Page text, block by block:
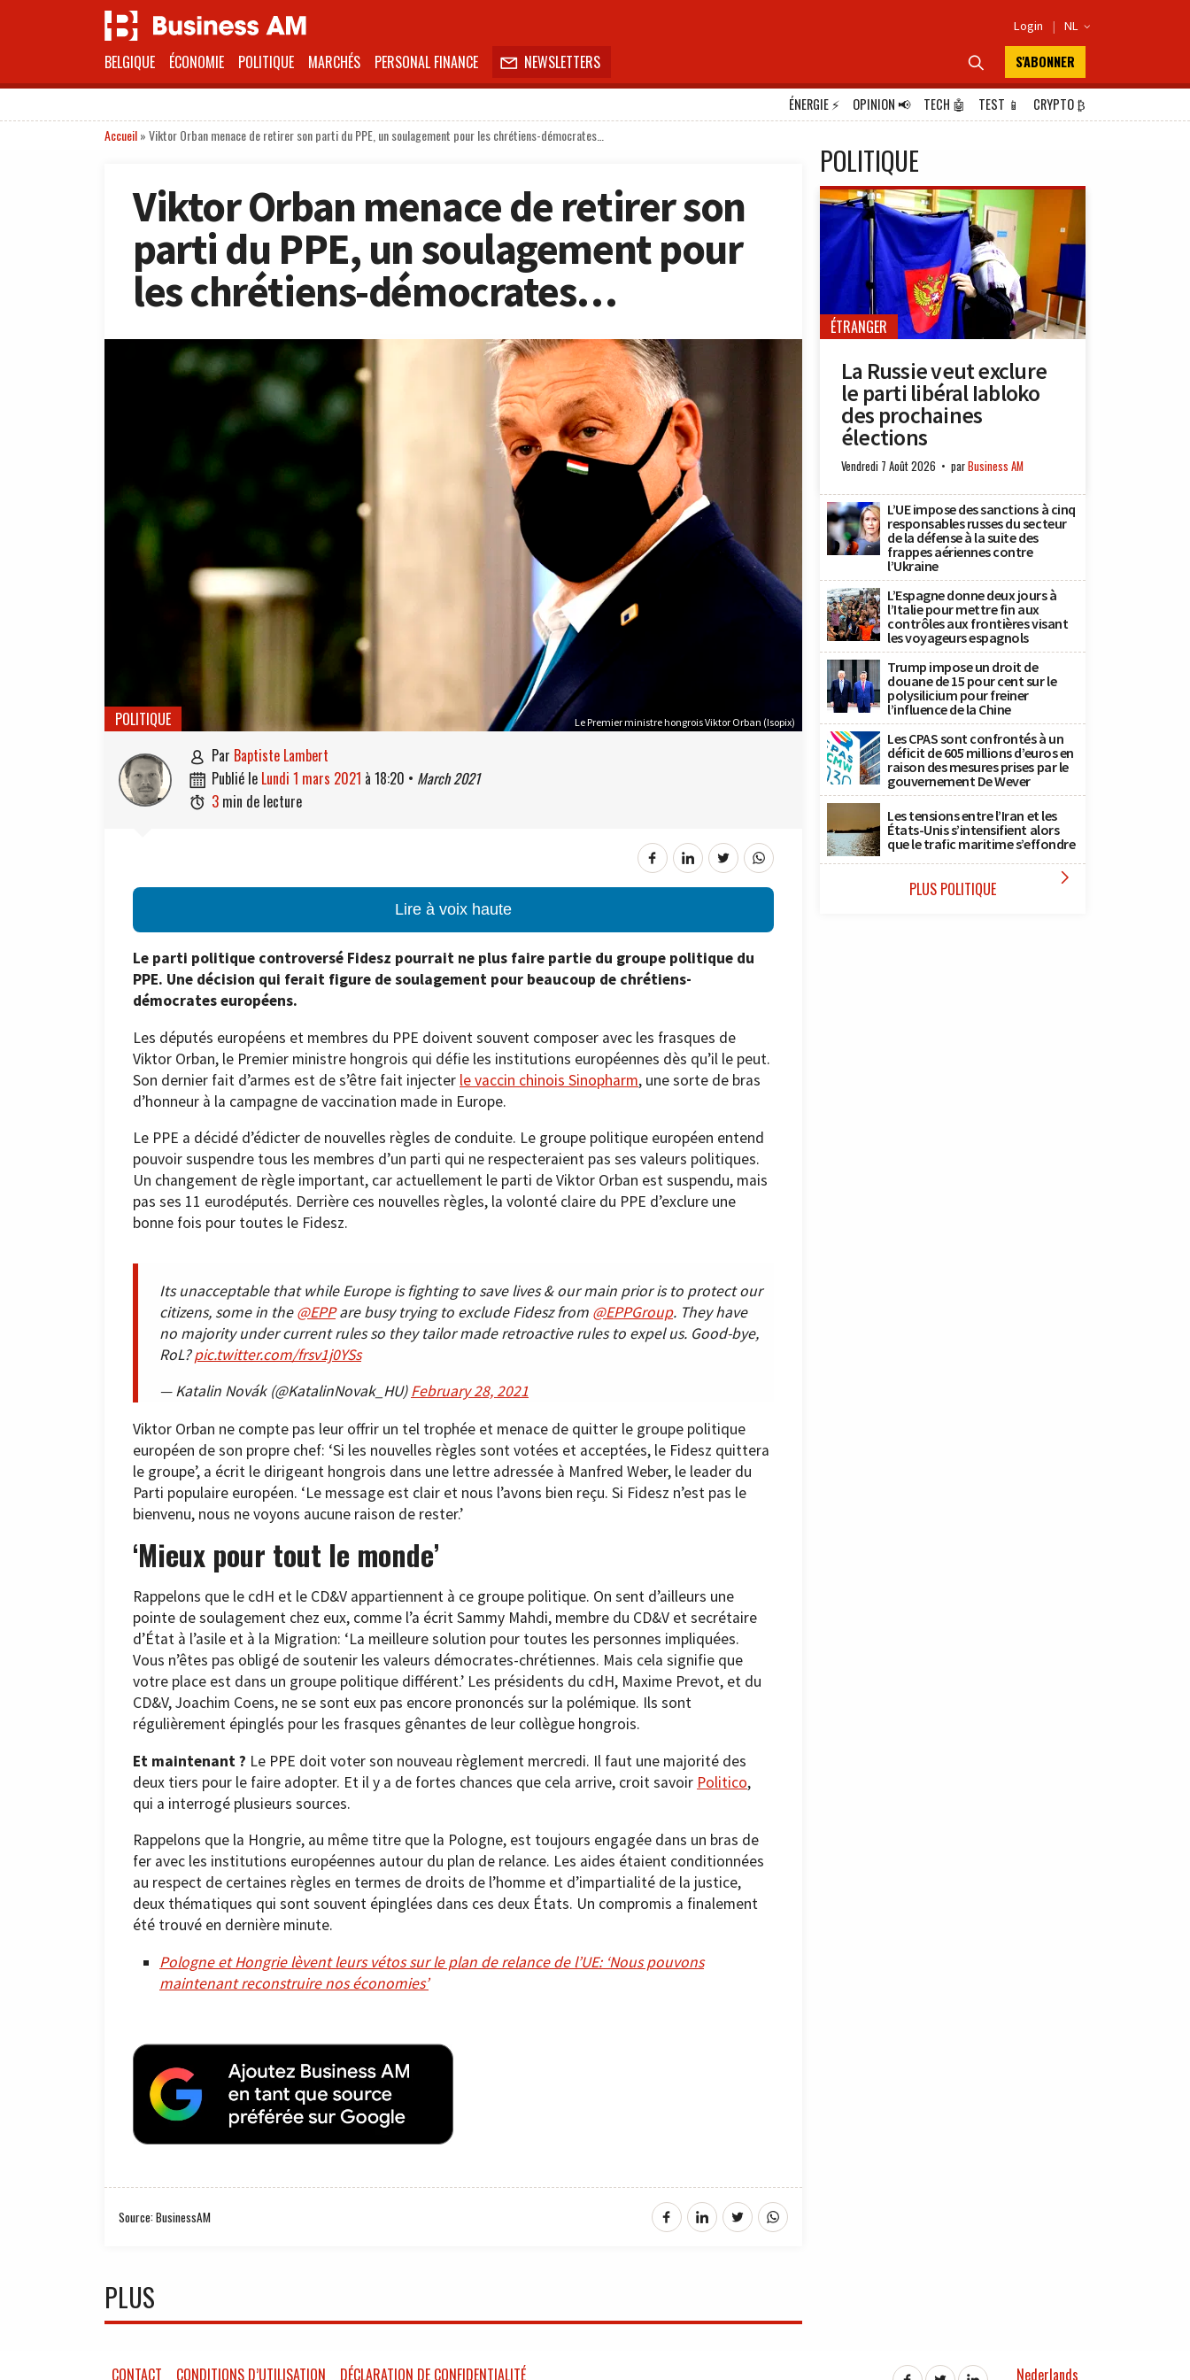
Login | NL 
BELGIQUE ÉCONOMIE POLITIQUE MARCHÉS PERSONAL FINANCE  NEWSLETTERS  S'ABONNER
ÉNERGIE⚡ OPINION📢 TECH 🤖 TEST 📱 CRYPTO₿
Accueil»Viktor Orban menace de retirer son parti du PPE, un soulagement pour les chrétiens-démocrates…
Viktor Orban menace de retirer son
parti du PPE, un soulagement pour
les chrétiens-démocrates…
Le Premier ministre hongrois Viktor Orban (Isopix)
POLITIQUE
 par Baptiste Lambert
 publié le lundi 1 mars 2021 à 18:20 • March 2021
 3 min de lecture
Lire à voix haute
Le parti politique controversé Fidesz pourrait ne plus faire partie du groupe politique du
PPE. Une décision qui ferait figure de soulagement pour beaucoup de chrétiens-
démocrates européens.
Les députés européens et membres du PPE doivent souvent composer avec les frasques de
Viktor Orban, le Premier ministre hongrois qui défie les institutions européennes dès qu’il le peut.
Son dernier fait d’armes est de s’être fait injecter le vaccin chinois Sinopharm, une sorte de bras
d’honneur à la campagne de vaccination made in Europe.
Le PPE a décidé d’édicter de nouvelles règles de conduite. Le groupe politique européen entend
pouvoir suspendre tous les membres d’un parti qui ne respecteraient pas ses valeurs politiques.
Un changement de règle important, car actuellement le parti de Viktor Orban est suspendu, mais
pas ses 11 eurodéputés. Derrière ces nouvelles règles, la volonté claire du PPE d’exclure une
bonne fois pour toutes le Fidesz.
Its unacceptable that while Europe is fighting to save lives & our main prior is to protect our
citizens, some in the@EPPare busy trying to exclude Fidesz from @EPPGroup. They have
no majority under current rules so they tailor made retroactive rules to expel us. Good-bye,
RoL?pic.twitter.com/frsv1j0YSs
— Katalin Novák (@KatalinNovak_HU)February 28, 2021
Viktor Orban ne compte pas leur offrir un tel trophée et menace de quitter le groupe politique
européen de son propre chef: ‘Si les nouvelles règles sont votées et acceptées, le Fidesz quittera
le groupe’, a écrit le dirigeant hongrois dans une lettre adressée à Manfred Weber, le leader du
Parti populaire européen. ‘Le message est clair et nous l’avons bien reçu. Si Fidesz n’est pas le
bienvenu, nous ne voyons aucune raison de rester.’
‘Mieux pour tout le monde’
Rappelons que le cdH et le CD&V appartiennent à ce groupe politique. On sent d’ailleurs une
pointe de soulagement chez eux, comme l’a écrit Sammy Mahdi, membre du CD&V et secrétaire
d’État à l’asile et à la Migration: ‘La meilleure solution pour toutes les personnes impliquées.
Vous n’êtes pas obligé de soutenir les valeurs démocrates-chrétiennes. Mais cela signifie que
votre place est dans un groupe politique différent.’ Les présidents du cdH, Maxime Prevot, et du
CD&V, Joachim Coens, ne se sont eux pas encore prononcés sur la polémique. Ils sont
régulièrement épinglés pour les frasques gênantes de leur collègue hongrois.
Et maintenant ? Le PPE doit voter son nouveau règlement mercredi. Il faut une majorité des
deux tiers pour le faire adopter. Et il y a de fortes chances que cela arrive, croit savoir Politico,
qui a interrogé plusieurs sources.
Rappelons que la Hongrie, au même titre que la Pologne, est toujours engagée dans un bras de
fer avec les institutions européennes autour du plan de relance. Les aides étaient conditionnées
au respect de certaines règles en termes de droits de l’homme et d’impartialité de la justice,
deux thématiques qui sont souvent épinglées dans ces deux États. Un compromis a finalement
été trouvé en dernière minute.
Pologne et Hongrie lèvent leurs vétos sur le plan de relance de l’UE: ‘Nous pouvons
maintenant reconstruire nos économies’
Source: BusinessAM
PLUS
POLITIQUE
ÉTRANGER
La Russie veut exclure
le parti libéral Iabloko
des prochaines
élections
Vendredi 7 Août 2026 parBusiness AM
L’UE impose des sanctions à cinq
responsables russes du secteur
de la défense à la suite des
frappes aériennes contre
l’Ukraine
L’Espagne donne deux jours à
l’Italie pour mettre fin aux
contrôles aux frontières visant
les voyageurs espagnols
Trump impose un droit de
douane de 15 pour cent sur le
polysilicium pour freiner
l’influence de la Chine
Les CPAS sont confrontés à un
déficit de 605 millions d’euros en
raison des mesures prises par le
gouvernement De Wever
Les tensions entre l’Iran et les
États-Unis s’intensifient alors
que le trafic maritime s’effondre
PLUS POLITIQUE 
CONTACT CONDITIONS D’UTILISATION DÉCLARATION DE CONFIDENTIALITÉ Nederlands